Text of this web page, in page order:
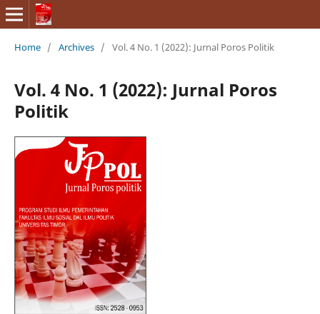
Home / Archives / Vol. 4 No. 1 (2022): Jurnal Poros Politik
Vol. 4 No. 1 (2022): Jurnal Poros
Politik